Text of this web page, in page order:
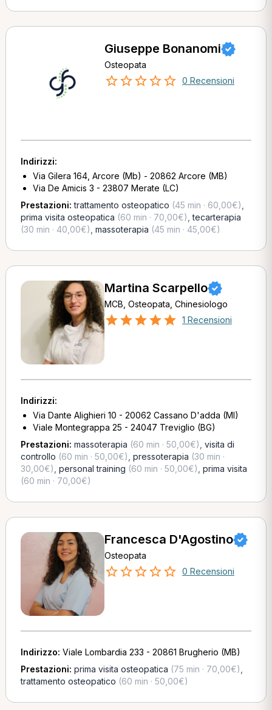
Giuseppe Bonanomi
Osteopata
0 Recensioni
Indirizzi:
Via Gilera 164, Arcore (Mb) - 20862 Arcore (MB)
Via De Amicis 3 - 23807 Merate (LC)
Prestazioni:trattamento osteopatico (45 min · 60,00€)
prima visita osteopatica (60 min · 70,00€) ,tecarterapia
(30 min · 40,00€) massoterapia (45 min · 45,00€)
Martina Scarpello
MCB, Osteopata, Chinesiologo
1 Recensioni
Indirizzi:
Via Dante Alighieri 10 - 20062 Cassano D'adda (MI)
Viale Montegrappa 25 - 24047 Treviglio (BG)
Prestazioni: massoterapia (60 min · 50,00€) visita di
controllo (60 min · 50,00€) pressoterapia (30 min ·
30,00€) personal training (60 min · 50,00€) prima visita
(60 min · 70,00€)
Francesca D'Agostino
Osteopata
0 Recensioni
Indirizzo: Viale Lombardia 233 - 20861 Brugherio (MB)
Prestazioni: prima visita osteopatica (75 min · 70,00€)
trattamento osteopatico (60 min · 50,00€)